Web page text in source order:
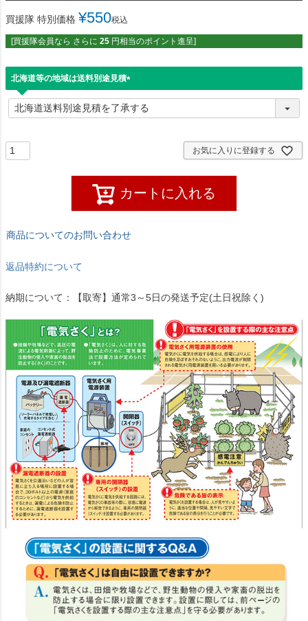
買援隊 特別価格 ¥550税込
[買援隊会員なら さらに 25 円相当のポイント進呈]
北海道等の地域は送料別途見積
必
須
お気に入りに登録する
カートに入れる
商品についてのお問い合わせ
返品特約について
納期について：【取寄】通常3～5日の発送予定(土日祝除く)